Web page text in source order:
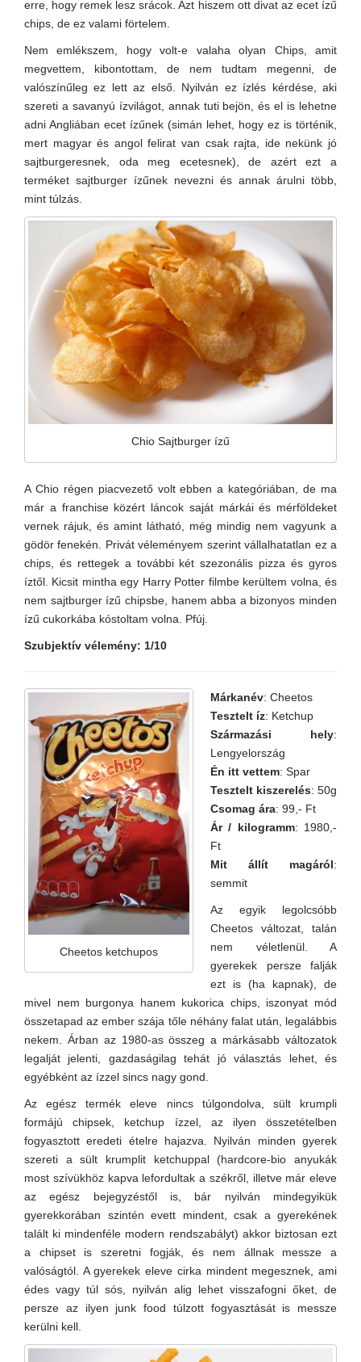
erre, hogy remek lesz srácok. Azt hiszem ott divat az ecet ízű
chips, de ez valami förtelem.
Nem emlékszem, hogy volt-e valaha olyan Chips, amit
megvettem, kibontottam, de nem tudtam megenni, de
valószínűleg ez lett az első. Nyilván ez ízlés kérdése, aki
szereti a savanyú ízvilágot, annak tuti bejön, és el is lehetne
adni Angliában ecet ízűnek (simán lehet, hogy ez is történik,
mert magyar és angol felirat van csak rajta, ide nekünk jó
sajtburgeresnek, oda meg ecetesnek), de azért ezt a
terméket sajtburger ízűnek nevezni és annak árulni több,
mint túlzás.
Chio Sajtburger ízű
A Chio régen piacvezető volt ebben a kategóriában, de ma
már a franchise közért láncok saját márkái és mérföldeket
vernek rájuk, és amint látható, még mindig nem vagyunk a
gödör fenekén. Privát véleményem szerint vállalhatatlan ez a
chips, és rettegek a további két szezonális pizza és gyros
íztől. Kicsit mintha egy Harry Potter filmbe kerültem volna, és
nem sajtburger ízű chipsbe, hanem abba a bizonyos minden
ízű cukorkába kóstoltam volna. Pfúj.
Szubjektív vélemény: 1/10
Cheetos ketchupos
Márkanév: Cheetos
Tesztelt íz: Ketchup
Származási hely:
Lengyelország
Én itt vettem: Spar
Tesztelt kiszerelés: 50g
Csomag ára: 99,- Ft
Ár / kilogramm: 1980,-
Ft
Mit állít magáról:
semmit
Az egyik legolcsóbb
Cheetos változat, talán
nem véletlenül. A
gyerekek persze falják
ezt is (ha kapnak), de
mivel nem burgonya hanem kukorica chips, iszonyat mód
összetapad az ember szája tőle néhány falat után, legalábbis
nekem. Árban az 1980-as összeg a márkásabb változatok
legalját jelenti, gazdaságilag tehát jó választás lehet, és
egyébként az ízzel sincs nagy gond.
Az egész termék eleve nincs túlgondolva, sült krumpli
formájú chipsek, ketchup ízzel, az ilyen összetételben
fogyasztott eredeti ételre hajazva. Nyilván minden gyerek
szereti a sült krumplit ketchuppal (hardcore-bio anyukák
most szívükhöz kapva lefordultak a székről, illetve már eleve
az egész bejegyzéstől is, bár nyilván mindegyikük
gyerekkorában szintén evett mindent, csak a gyerekének
talált ki mindenféle modern rendszabályt) akkor biztosan ezt
a chipset is szeretni fogják, és nem állnak messze a
valóságtól. A gyerekek eleve cirka mindent megesznek, ami
édes vagy túl sós, nyilván alig lehet visszafogni őket, de
persze az ilyen junk food túlzott fogyasztását is messze
kerülni kell.